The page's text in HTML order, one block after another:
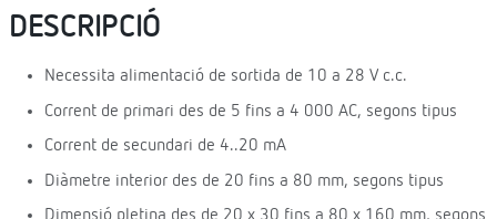
DESCRIPCIÓ
Necessita alimentació de sortida de 10 a 28 V c.c.
Corrent de primari des de 5 fins a 4 000 AC, segons tipus
Corrent de secundari de 4..20 mA
Diàmetre interior des de 20 fins a 80 mm, segons tipus